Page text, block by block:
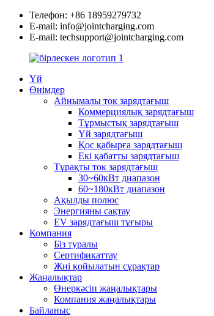
Телефон: +86 18959279732
E-mail: info@jointcharging.com
E-mail: techsupport@jointcharging.com
Үй
Өнімдер
Айнымалы ток зарядтағыш
Коммерциялық зарядтағыш
Тұрмыстық зарядтағыш
Үй зарядтағыш
Қос қабырға зарядтағыш
Екі қабатты зарядтағыш
Тұрақты ток зарядтағыш
30~60кВт диапазон
60~180кВт диапазон
Ақылды полюс
Энергияны сақтау
EV зарядтағыш тұғыры
Компания
Біз туралы
Сертификаттау
Жиі қойылатын сұрақтар
Жаңалықтар
Өнеркәсіп жаңалықтары
Компания жаңалықтары
Байланыс